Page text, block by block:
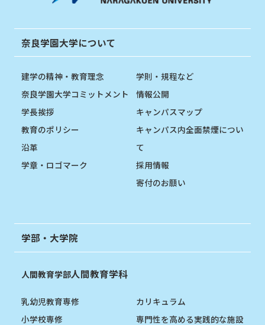
奈良学園大学について
建学の精神・教育理念
奈良学園大学コミットメント
学長挨拶
教育のポリシー
沿革
学章・ロゴマーク
学則・規程など
情報公開
キャンパスマップ
キャンパス内全面禁煙につい
て
採用情報
寄付のお願い
学部・大学院
人間教育学部人間教育学科
乳幼児教育専修
小学校専修
カリキュラム
専門性を高める実践的な施設